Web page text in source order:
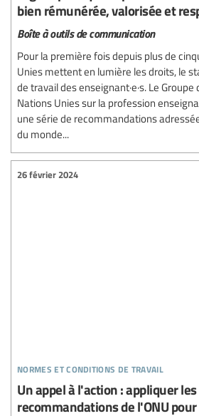
bien rémunérée, valorisée et
Boîte à outils de communication
Pour la première fois depuis plus de
Unies mettent en lumière les droits, le
de travail des enseignant·e·s. Le
Nations Unies sur la profession
une série de recommandations
du monde...
normes et conditions de travail
26 février 2024
Un appel à l'action : appliquer les
recommandations de l'ONU